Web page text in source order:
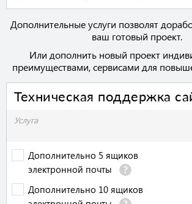
Дополнительные услуги позволят
ваш готовый проект.
Или дополнить новый проект
преимуществами, сервисами для
Техническая поддержка
Услуга
Дополнительно 5 ящиков
электронной почты
Дополнительно 10 ящиков